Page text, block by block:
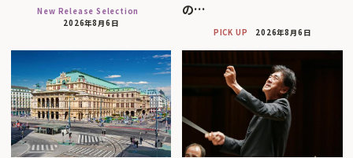
New Release Selection
2026年8月6日
の…
PICK UP 2026年8月6日